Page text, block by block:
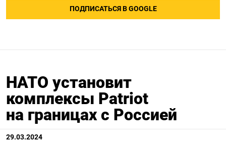
ПОДПИСАТЬСЯ В GOOGLE
НАТО установит
комплексы Patriot
на границах с Россией
29.03.2024